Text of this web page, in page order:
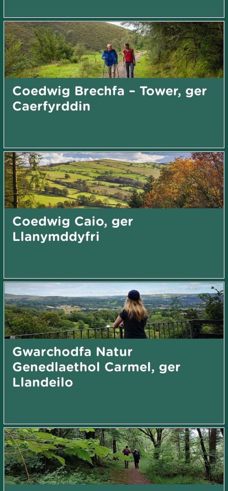
Coedwig Brechfa – Tower, ger
Caerfyrddin
Coedwig Caio, ger
Llanymddyfri
Gwarchodfa Natur
Genedlaethol Carmel, ger
Llandeilo